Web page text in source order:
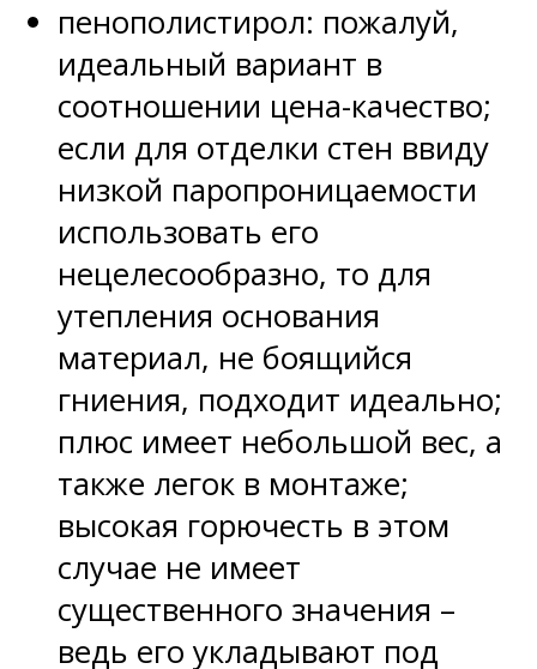
пенополистирол: пожалуй,
идеальный вариант в
соотношении цена-качество;
если для отделки стен ввиду
низкой паропроницаемости
использовать его
нецелесообразно, то для
утепления основания
материал, не боящийся
гниения, подходит идеально;
плюс имеет небольшой вес, а
также легок в монтаже;
высокая горючесть в этом
случае не имеет
существенного значения –
ведь его укладывают под